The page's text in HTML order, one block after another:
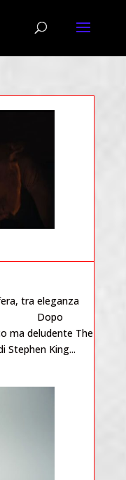
tra eleganza
Dopo
ma deludente The
Stephen King...